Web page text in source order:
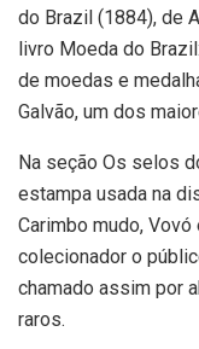
do Brazil (1884), de
livro Moeda do
de moedas e
Galvão, um dos
Na seção Os selos
estampa usada na
Carimbo mudo,
colecionador o
chamado assim por
raros.